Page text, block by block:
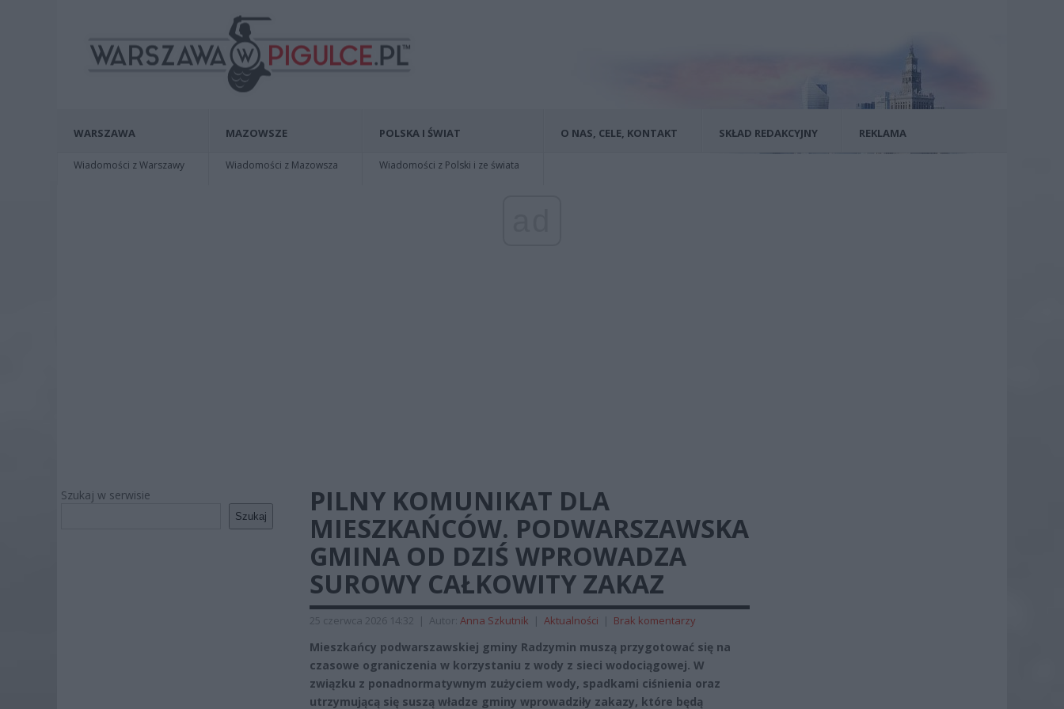
WARSZAWA
Wiadomości z Warszawy
MAZOWSZE
Wiadomości z Mazowsza
POLSKA I ŚWIAT
Wiadomości z Polski i ze świata
O NAS, CELE, KONTAKT SKŁAD REDAKCYJNY REKLAMA
Szukaj w serwisie
Szukaj
PILNY KOMUNIKAT DLA
MIESZKAŃCÓW. PODWARSZAWSKA
GMINA OD DZIŚ WPROWADZA
SUROWY CAŁKOWITY ZAKAZ
25 czerwca 2026 14:32 | Autor: Anna Szkutnik | Aktualności | Brak komentarzy
Mieszkańcy podwarszawskiej gminy Radzymin muszą przygotować się na
czasowe ograniczenia w korzystaniu z wody z sieci wodociągowej. W
związku z ponadnormatywnym zużyciem wody, spadkami ciśnienia oraz
utrzymującą się suszą władze gminy wprowadziły zakazy, które będą